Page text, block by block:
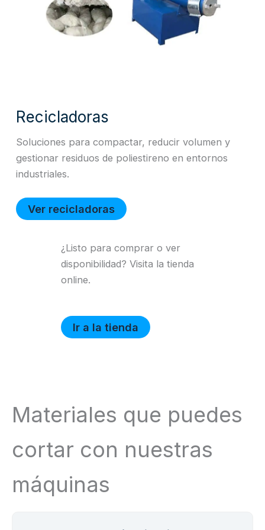
Recicladoras
Soluciones para compactar, reducir volumen y
gestionar residuos de poliestireno en entornos
industriales.
Ver recicladoras
¿Listo para comprar o ver
disponibilidad? Visita la tienda
online.
Ir a la tienda
Materiales que puedes
cortar con nuestras
máquinas